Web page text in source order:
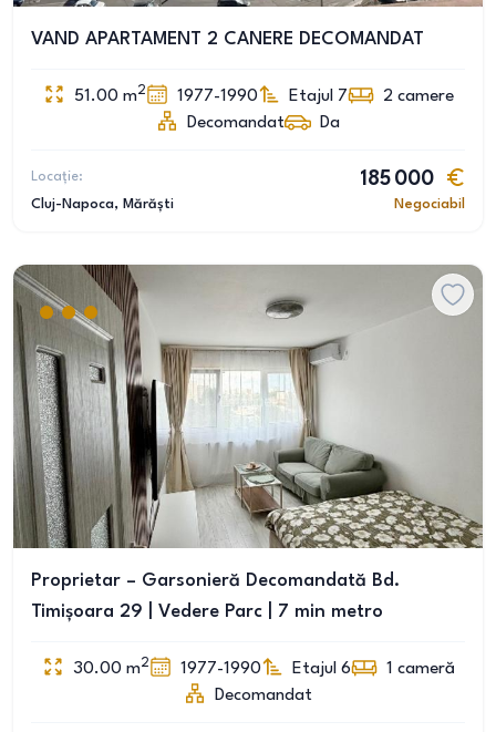
VAND APARTAMENT 2 CANERE DECOMANDAT
51.00 m2 1977-1990 Etajul 7 2 camere
Decomandat
Da
Locație:
Cluj-Napoca, Mărăști
185 000
Negociabil
Proprietar – Garsonieră Decomandată Bd.
Timișoara 29 | Vedere Parc | 7 min metro
30.00 m2 1977-1990 Etajul 6 1 cameră
Decomandat